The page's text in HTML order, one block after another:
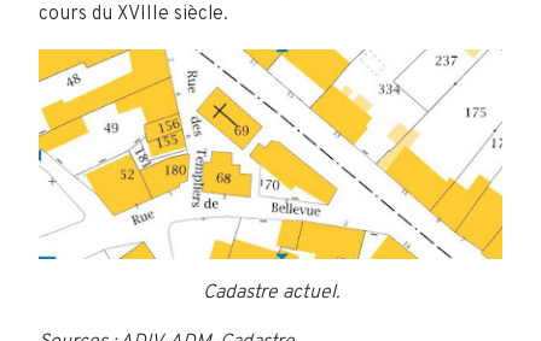
cours du XVIIIe siècle.
Cadastre actuel.